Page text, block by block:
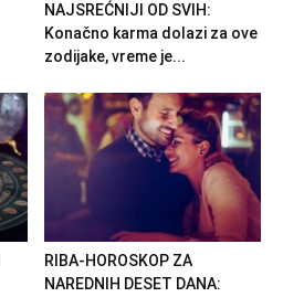
NAJSREĆNIJI OD SVIH:
Konačno karma dolazi za ove
zodijake, vreme je...
RIBA-HOROSKOP ZA
NAREDNIH DESET DANA: